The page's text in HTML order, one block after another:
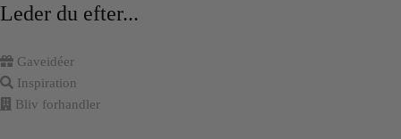
Leder du efter...
Gaveidéer
Inspiration
Bliv forhandler